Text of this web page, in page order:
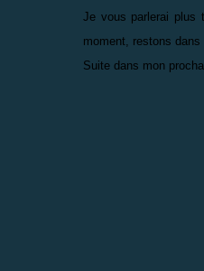
Je vous parlerai plus
moment, restons dans
Suite dans mon